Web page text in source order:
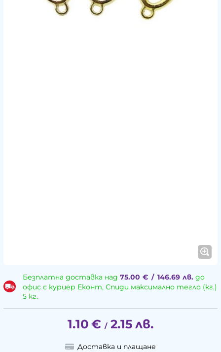
Безплатна доставка над 75.00 € / 146.69 лв.до
офис с куриер Еконт, Спиди максимално тегло (кг.)
5 кг.
1.10 € / 2.15 лв.
Доставка и плащане